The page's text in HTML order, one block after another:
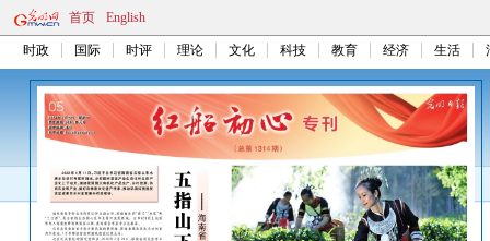
首页 English
时政 国际 时评 理论 文化 科技 教育 经济 生活